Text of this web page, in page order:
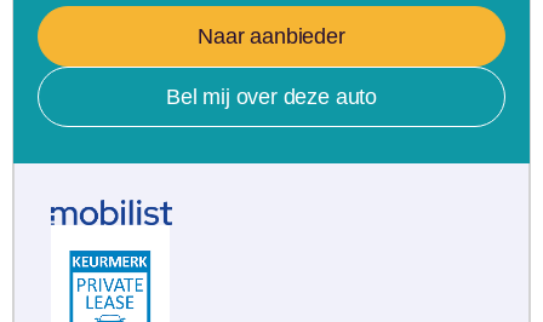
Naar aanbieder
Bel mij over deze auto